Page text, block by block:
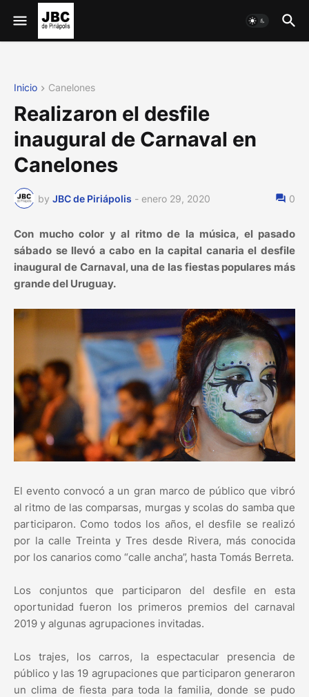
Inicio Canelones
Realizaron el desfile
inaugural de Carnaval en
Canelones
by JBC de Piriápolis - enero 29, 2020 0
Con mucho color y al ritmo de la música, el pasado
sábado se llevó a cabo en la capital canaria el desfile
inaugural de Carnaval, una de las fiestas populares más
grande del Uruguay.
El evento convocó a un gran marco de público que vibró
al ritmo de las comparsas, murgas y scolas do samba que
participaron. Como todos los años, el desfile se realizó
por la calle Treinta y Tres desde Rivera, más conocida
por los canarios como “calle ancha”, hasta Tomás Berreta.
Los conjuntos que participaron del desfile en esta
oportunidad fueron los primeros premios del carnaval
2019 y algunas agrupaciones invitadas.
Los trajes, los carros, la espectacular presencia de
público y las 19 agrupaciones que participaron generaron
un clima de fiesta para toda la familia, donde se pudo